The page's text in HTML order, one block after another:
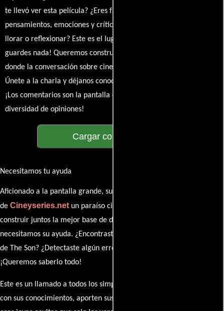
te llevó ver esta película? ¿Eres fan de? Comparte tus
pensamientos, emociones y críticas sobre The Son. ¿Te hizo reír,
llorar o reflexionar? Este es el lugar para expresarlo. ¡No te
guardes nada! Queremos construir una comunidad apasionada
donde la conversación sobre cine y series nunca se detenga.
Únete a la charla y déjanos conocer tu mundo cinematográfico.
¡Los comentarios son la pantalla donde se proyecta nuestra
diversidad de opiniones!
Cargar comentarios
Necesitamos tu ayuda
Aficionado a la pantalla grande, su participación es clave para hacer
de Cineyseries.netun paraíso cinéfilo completo. Queremos
construir juntos la mejor base de datos cinematográfica, pero
necesitamos su ayuda. ¿Encontraste algún dato faltante en la ficha
de The Son? ¿Detectaste algún error en la sinopsis o el elenco?
¡Queremos saberlo todo!
Este es un llamado a todos los simpatizantes del cine: contribuyan
con sus conocimientos, aporten sus descubrimientos y compartan